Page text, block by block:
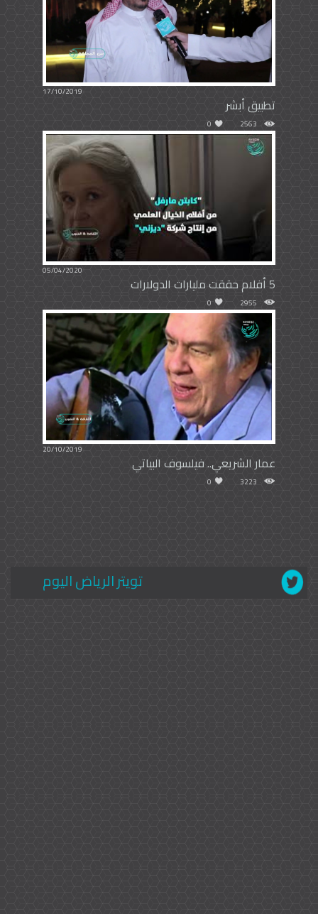
17/10/2019
تطبيق أبشر
2563
0
05/04/2020
5 أفلام حققت مليارات الدولارات
2955
0
20/10/2019
عمار الشريعي.. فيلسوف البياتي
3223
0
تويتر الرياض اليوم